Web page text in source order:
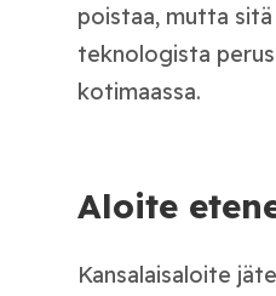
poistaa, mutta
teknologista
kotimaassa.
Aloite
Kansalaisaloite